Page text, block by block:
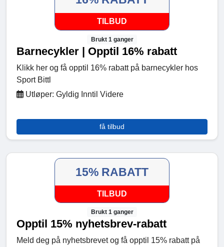
TILBUD
Brukt 1 ganger
Barnecykler | Opptil 16% rabatt
Klikk her og få opptil 16% rabatt på barnecykler hos
Sport Bittl
Utløper: Gyldig Inntil Videre
få tilbud
15% RABATT
TILBUD
Brukt 1 ganger
Opptil 15% nyhetsbrev-rabatt
Meld deg på nyhetsbrevet og få opptil 15% rabatt på